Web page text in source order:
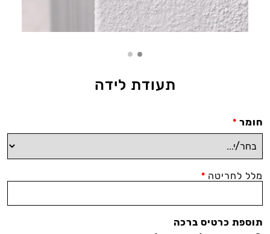
תעודת לידה
חומר *
מלל לחריטה *
תוספת כרטיס ברכה